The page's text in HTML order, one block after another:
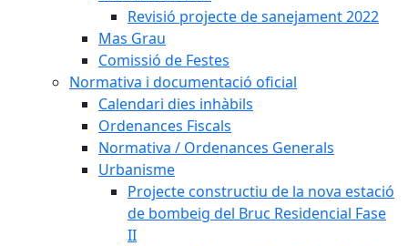
Revisió projecte de sanejament 2022
Mas Grau
Comissió de Festes
Normativa i documentació oficial
Calendari dies inhàbils
Ordenances Fiscals
Normativa / Ordenances Generals
Urbanisme
Projecte constructiu de la nova estació
de bombeig del Bruc Residencial Fase
II